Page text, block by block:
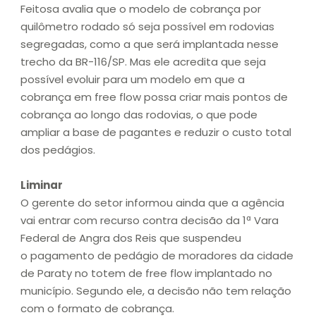
Feitosa avalia que o modelo de cobrança por
quilômetro rodado só seja possível em rodovias
segregadas, como a que será implantada nesse
trecho da BR-116/SP. Mas ele acredita que seja
possível evoluir para um modelo em que a
cobrança em free flow possa criar mais pontos de
cobrança ao longo das rodovias, o que pode
ampliar a base de pagantes e reduzir o custo total
dos pedágios.
Liminar
O gerente do setor informou ainda que a agência
vai entrar com recurso contra decisão da 1ª Vara
Federal de Angra dos Reis que suspendeu
o pagamento de pedágio de moradores da cidade
de Paraty no totem de free flow implantado no
município. Segundo ele, a decisão não tem relação
com o formato de cobrança.